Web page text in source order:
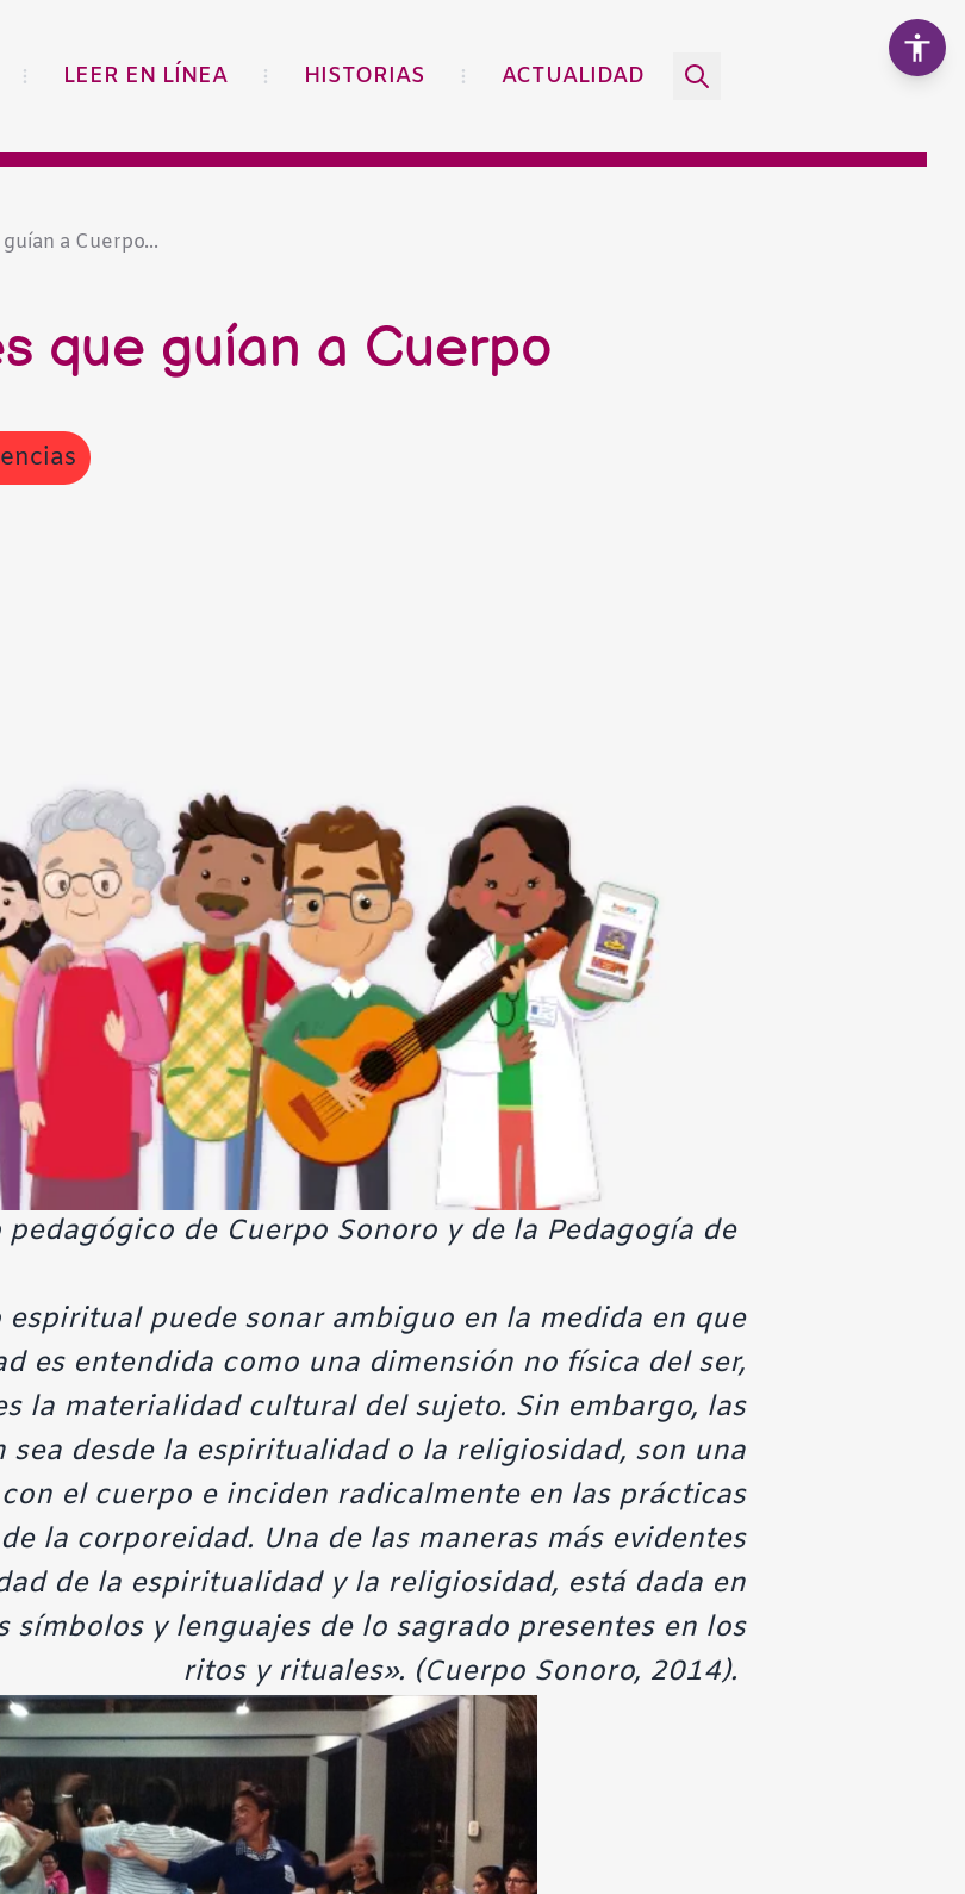
LEER EN LÍNEA HISTORIAS ACTUALIDAD
a Cuerpo...
que guían a Cuerpo
de Cuerpo Sonoro y de la Pedagogía de
puede sonar ambiguo en la medida en que
es entendida como una dimensión no física del ser,
la materialidad cultural del sujeto. Sin embargo, las
sea desde la espiritualidad o la religiosidad, son una
el cuerpo e inciden radicalmente en las prácticas
la corporeidad. Una de las maneras más evidentes
de la espiritualidad y la religiosidad, está dada en
símbolos y lenguajes de lo sagrado presentes en los
ritos y rituales». (Cuerpo Sonoro, 2014).